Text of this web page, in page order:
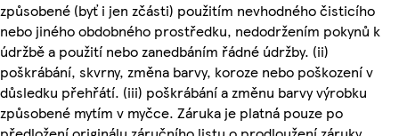
způsobené (byť i jen zčásti) použitím nevhodného čisticího
nebo jiného obdobného prostředku, nedodržením pokynů k
údržbě a použití nebo zanedbáním řádné údržby. (ii)
poškrábání, skvrny, změna barvy, koroze nebo poškození v
důsledku přehřátí. (iii) poškrábání a změnu barvy výrobku
způsobené mytím v myčce. Záruka je platná pouze po